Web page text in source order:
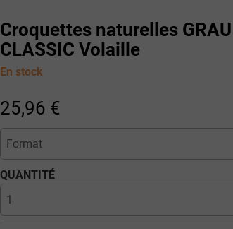
Croquettes naturelles
CLASSIC Volaille
En stock
25,96 €
QUANTITÉ